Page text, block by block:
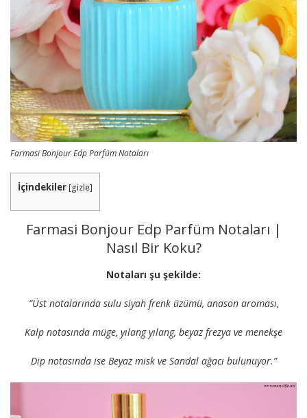
Farmasi Bonjour Edp Parfüm Notaları
İçindekiler [gizle]
Farmasi Bonjour Edp Parfüm Notaları |
Nasıl Bir Koku?
Notaları şu şekilde:
“Üst notalarında sulu siyah frenk üzümü, anason aroması,
Kalp notasında müge, yılang yılang, beyaz frezya ve menekşe
Dip notasında ise Beyaz misk ve Sandal ağacı bulunuyor.”